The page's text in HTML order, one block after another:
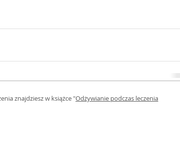
znajdziesz w książce "Odżywianie podczas leczenia